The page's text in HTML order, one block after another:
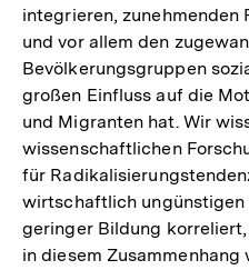
integrieren, zunehmenden
und vor allem den
Bevölkerungsgruppen
großen Einfluss auf die
und Migranten hat. Wir
wissenschaftlichen
für
wirtschaftlich
geringer Bildung
in diesem